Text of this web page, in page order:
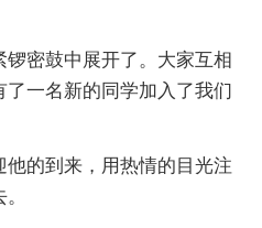
密鼓中展开了。大家互相
一名新的同学加入了我们
的到来，用热情的目光注